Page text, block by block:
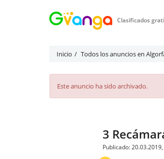
Clasificados
Inicio Todos los anuncios en
Este anuncio ha sido archivado.
3
Publicado: